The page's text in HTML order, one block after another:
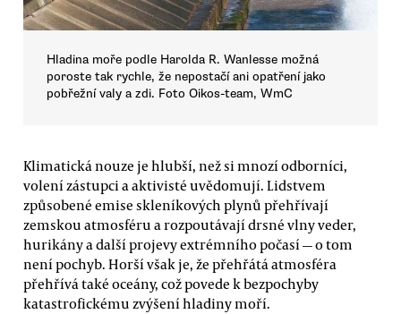
Hladina moře podle Harolda R. Wanlesse možná
poroste tak rychle, že nepostačí ani opatření jako
pobřežní valy a zdi. Foto Oikos-team, WmC
Klimatická nouze je hlubší, než si mnozí odborníci,
volení zástupci a aktivisté uvědomují. Lidstvem
způsobené emise skleníkových plynů přehřívají
zemskou atmosféru a rozpoutávají drsné vlny veder,
hurikány a další projevy extrémního počasí — o tom
není pochyb. Horší však je, že přehřátá atmosféra
přehřívá také oceány, což povede k bezpochyby
katastrofickému zvýšení hladiny moří.